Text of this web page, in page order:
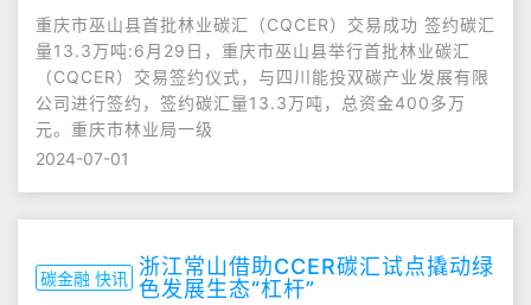
重庆市巫山县首批林业碳汇（CQCER）交易成功 签约碳汇
量13.3万吨:6月29日，重庆市巫山县举行首批林业碳汇
（CQCER）交易签约仪式，与四川能投双碳产业发展有限
公司进行签约，签约碳汇量13.3万吨，总资金400多万
元。重庆市林业局一级
2024-07-01
碳金融 快讯 浙江常山借助CCER碳汇试点撬动绿
色发展生态“杠杆”